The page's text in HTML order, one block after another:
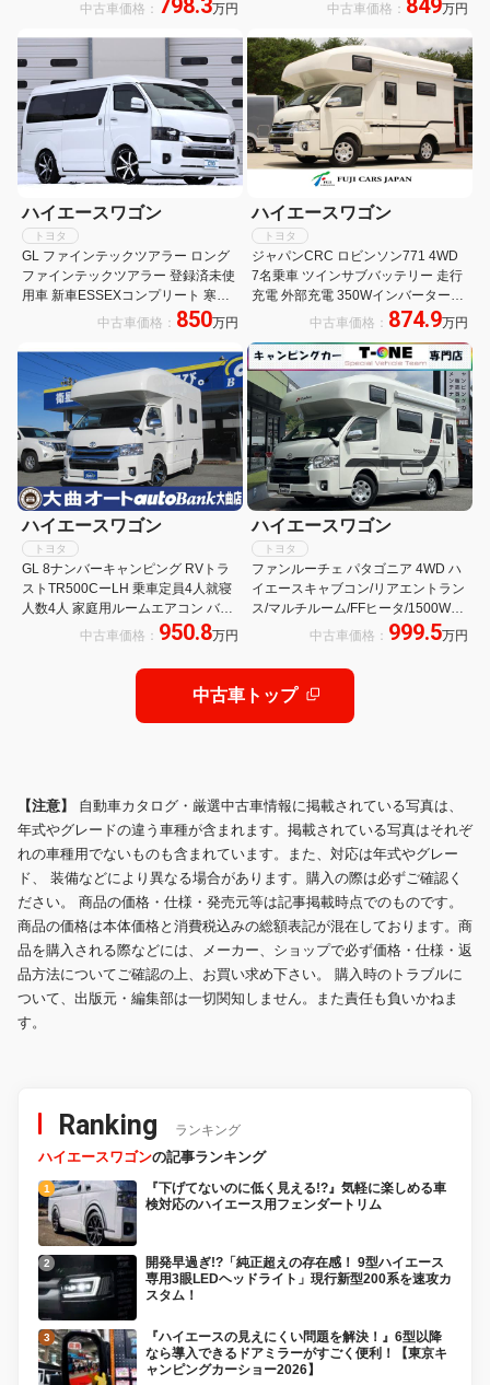
リーン・マルチルーム・フルセグナ
ビ・デジタルミラー
中古車価格： 798.3万円
ETC 常時モニター サイドオーニング
地デジチューナー
中古車価格： 849万円
ハイエースワゴン
トヨタ
GL ファインテックツアラー ロング
ファインテックツアラー 登録済未使
用車 新車ESSEXコンプリート 寒冷
地仕様 パノラミックビュー 両側パワ
スラ パワーバックドア 運助イージー
クローズ ESSEXエアロ 玄武ローダ
ウン
中古車価格： 850万円
ハイエースワゴン
トヨタ
ジャパンCRC ロビンソン771 4WD
7名乗車 ツインサブバッテリー 走行
充電 外部充電 350Wインバーター
FFヒーター 冷蔵庫 TV マックスファ
ン サイドオーニング メモリーナビ
バックカメラ キャンピングカー
中古車価格： 874.9万円
ハイエースワゴン
トヨタ
GL 8ナンバーキャンピング RVトラ
ストTR500CーLH 乗車定員4人就寝
人数4人 家庭用ルームエアコン バン
クベッド ソファー ベッド テーブル
中古車価格： 950.8万円
ハイエースワゴン
トヨタ
ファンルーチェ パタゴニア 4WD ハ
イエースキャブコン/リアエントラン
ス/マルチルーム/FFヒータ/1500Wイ
ンバータ/ツインサブBT/MAXFAN/サ
ショックアブソーバー・スタビライ
ザー
中古車価格： 999.5万円
中古車トップ
【注意】 自動車カタログ・厳選中古車情報に掲載されている写真は、
年式やグレードの違う車種が含まれます。掲載されている写真はそれぞ
れの車種用でないものも含まれています。また、対応は年式やグレー
ド、 装備などにより異なる場合があります。購入の際は必ずご確認く
ださい。 商品の価格・仕様・発売元等は記事掲載時点でのものです。
商品の価格は本体価格と消費税込みの総額表記が混在しております。商
品を購入される際などには、メーカー、ショップで必ず価格・仕様・返
品方法についてご確認の上、お買い求め下さい。 購入時のトラブルに
ついて、出版元・編集部は一切関知しません。また責任も負いかねま
す。
Ranking ランキング
ハイエースワゴンの記事ランキング
『下げてないのに低く見える!?』気軽に楽しめる車
検対応のハイエース用フェンダートリム
開発早過ぎ!?「純正超えの存在感！ 9型ハイエース
専用3眼LEDヘッドライト」現行新型200系を速攻カ
スタム！
『ハイエースの見えにくい問題を解決！』6型以降
なら導入できるドアミラーがすごく便利！【東京キ
ャンピングカーショー2026】